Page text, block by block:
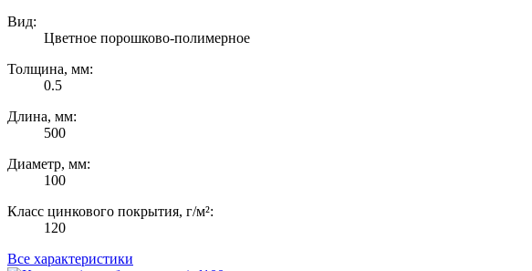
Вид:
Цветное порошково-полимерное
Толщина, мм:
0.5
Длина, мм:
500
Диаметр, мм:
100
Класс цинкового покрытия, г/м²:
120
Все характеристики